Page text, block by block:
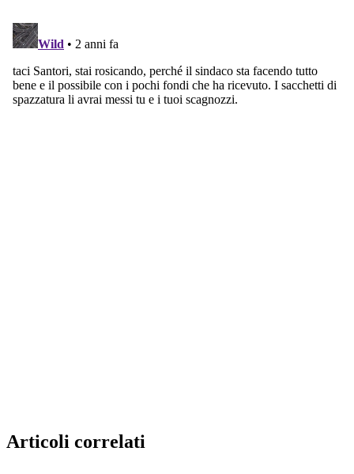
Articoli correlati